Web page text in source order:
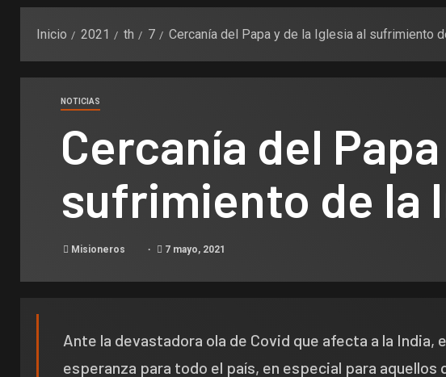
Inicio 2021 th 7 Cercanía del Papa y de la Iglesia al sufrimiento
NOTICIAS
Cercanía del
sufrimiento de la
Misioneros 7 mayo, 2021
Ante la devastadora ola de Covid que afecta a la India,
esperanza para todo el país, en especial para aquellos